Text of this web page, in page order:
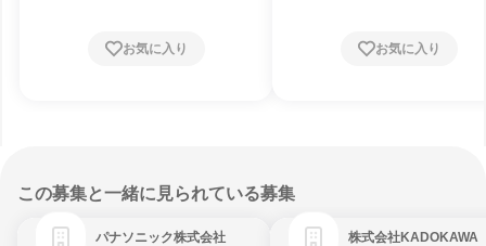
お気に入り お気に入り
この募集と一緒に見られている募集
パナソニック株式会社 株式会社KADOKAWA